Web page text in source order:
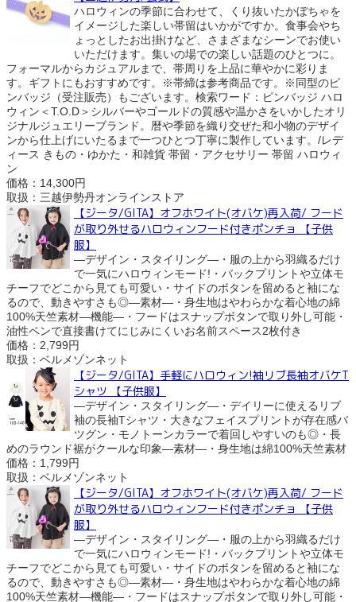
ハロウィンの季節に合わせて、くり抜いたかぼちゃを
イメージした楽しい帯留はいかがですか。食事会やち
ょっとしたお出掛けなど、さまざまなシーンでお使い
いただけます。集いの場での楽しい話題のひとつに。
フォーマルからカジュアルまで、帯周りを上品に華やかに彩りま
す。ギフトにもおすすめです。※帯締は参考商品です。※同型のピ
ンバッジ（受注販売）もございます。検索ワード：ピンバッジ ハロ
ウィン＜T.O.D＞シルバーやゴールドの質感や温かさをいかしたオリ
ジナルジュエリーブランド。暦や季節を織り交ぜた和小物のデザイ
ンから仕上げにいたるまで一つひとつ丁寧に製作しています。/レデ
ィース きもの・ゆかた・和雑貨 帯留・アクセサリー 帯留 ハロウィ
ン
価格：14,300円
取扱：三越伊勢丹オンラインストア
【ジータ/GITA】オフホワイト(オバケ)再入荷/ フード
が取り外せるハロウィンフード付きポンチョ 【子供
服】
―デザイン・スタイリング―・服の上から羽織るだけ
で一気にハロウィンモード!・バックプリントや立体モ
チーフでどこから見ても可愛い・サイドのボタンを留めると袖にな
るので、動きやすさも◎―素材―・身生地はやわらかな着心地の綿
100%天竺素材―機能―・フードはスナップボタンで取り外し可能・
油性ペンで直接書けてにじみにくいお名前スペース2枚付き
価格：2,799円
取扱：ベルメゾンネット
【ジータ/GITA】手軽にハロウィン!袖リブ長袖オバケT
シャツ 【子供服】
―デザイン・スタイリング―・デイリーに使えるリブ
袖の長袖Tシャツ・大きなフェイスプリントが存在感バ
ツグン・モノトーンカラーで着回しやすいのも◎・長
めのラウンド裾がクールな印象―素材―・身生地は綿100%天竺素材
価格：1,799円
取扱：ベルメゾンネット
【ジータ/GITA】オフホワイト(オバケ)再入荷/ フード
が取り外せるハロウィンフード付きポンチョ 【子供
服】
―デザイン・スタイリング―・服の上から羽織るだけ
で一気にハロウィンモード!・バックプリントや立体モ
チーフでどこから見ても可愛い・サイドのボタンを留めると袖にな
るので、動きやすさも◎―素材―・身生地はやわらかな着心地の綿
100%天竺素材―機能―・フードはスナップボタンで取り外し可能・